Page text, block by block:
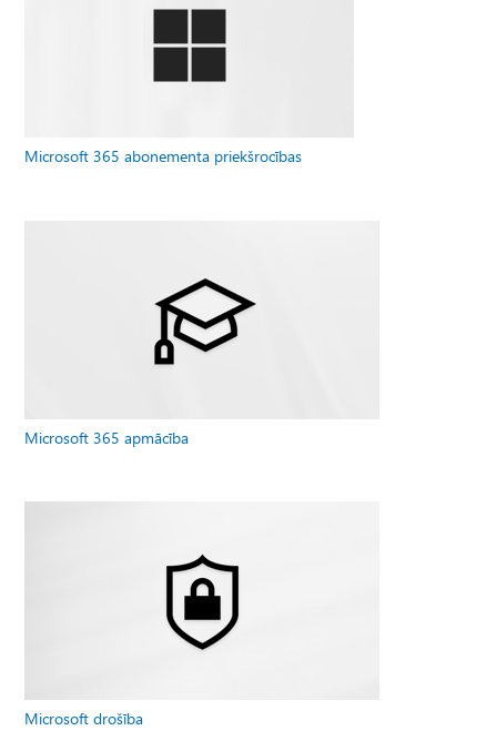
Microsoft 365 abonementa priekšrocības
Microsoft 365 apmācība
Microsoft drošība